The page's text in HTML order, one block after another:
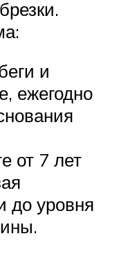
и
ежегодно
от 7 лет
до уровня